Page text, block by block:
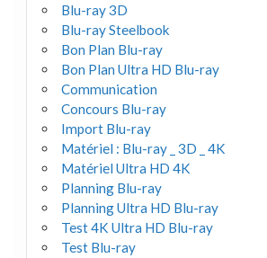
Blu-ray 3D
Blu-ray Steelbook
Bon Plan Blu-ray
Bon Plan Ultra HD Blu-ray
Communication
Concours Blu-ray
Import Blu-ray
Matériel : Blu-ray _ 3D _ 4K
Matériel Ultra HD 4K
Planning Blu-ray
Planning Ultra HD Blu-ray
Test 4K Ultra HD Blu-ray
Test Blu-ray